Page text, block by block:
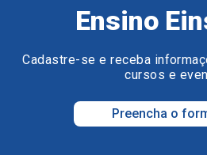
Ensino
Cadastre-se e receba
cursos e
Preencha o